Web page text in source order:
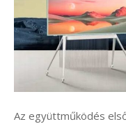
Az együttműködés